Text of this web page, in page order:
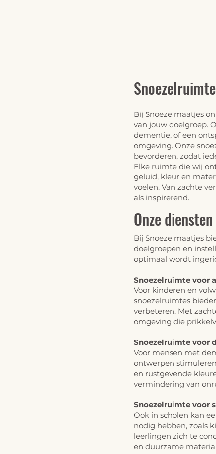
Bij Snoezelmaatjes
van jouw doelgroep.
dementie, of een
omgeving. Onze
bevorderen, zodat
Elke ruimte die wij
geluid, kleur en
voelen. Van zachte
als inspirerend.
Onze diensten
Bij Snoezelmaatjes
doelgroepen en
optimaal wordt
Snoezelruimte voor
Voor kinderen en
snoezelruimtes
verbeteren. Met
omgeving die
Snoezelruimte voor
Voor mensen met
ontwerpen
en rustgevende
vermindering van
Snoezelruimte voor
Ook in scholen kan
nodig hebben, zoals
leerlingen zich te
en duurzame